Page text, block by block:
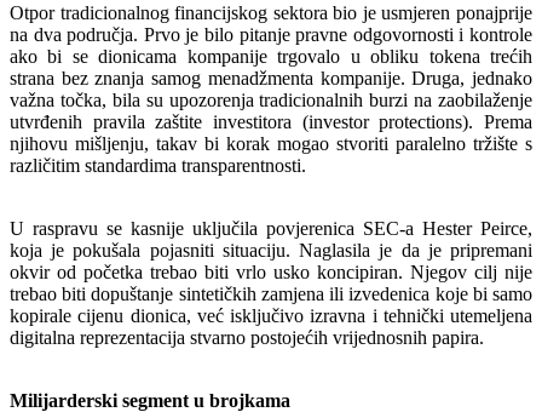
Otpor tradicionalnog financijskog sektora bio je usmjeren ponajprije
na dva područja. Prvo je bilo pitanje pravne odgovornosti i kontrole
ako bi se dionicama kompanije trgovalo u obliku tokena trećih
strana bez znanja samog menadžmenta kompanije. Druga, jednako
važna točka, bila su upozorenja tradicionalnih burzi na zaobilaženje
utvrđenih pravila zaštite investitora (investor protections). Prema
njihovu mišljenju, takav bi korak mogao stvoriti paralelno tržište s
različitim standardima transparentnosti.
U raspravu se kasnije uključila povjerenica SEC-a Hester Peirce,
koja je pokušala pojasniti situaciju. Naglasila je da je pripremani
okvir od početka trebao biti vrlo usko koncipiran. Njegov cilj nije
trebao biti dopuštanje sintetičkih zamjena ili izvedenica koje bi samo
kopirale cijenu dionica, već isključivo izravna i tehnički utemeljena
digitalna reprezentacija stvarno postojećih vrijednosnih papira.
Milijarderski segment u brojkama